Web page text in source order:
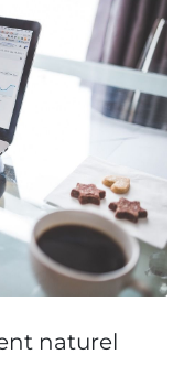
naturel